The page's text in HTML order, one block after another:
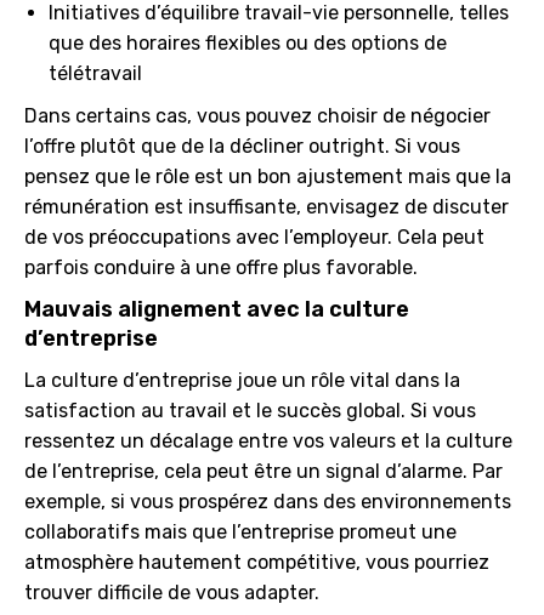
Initiatives d’équilibre travail-vie personnelle, telles
que des horaires flexibles ou des options de
télétravail
Dans certains cas, vous pouvez choisir de négocier
l’offre plutôt que de la décliner outright. Si vous
pensez que le rôle est un bon ajustement mais que la
rémunération est insuffisante, envisagez de discuter
de vos préoccupations avec l’employeur. Cela peut
parfois conduire à une offre plus favorable.
Mauvais alignement avec la culture
d’entreprise
La culture d’entreprise joue un rôle vital dans la
satisfaction au travail et le succès global. Si vous
ressentez un décalage entre vos valeurs et la culture
de l’entreprise, cela peut être un signal d’alarme. Par
exemple, si vous prospérez dans des environnements
collaboratifs mais que l’entreprise promeut une
atmosphère hautement compétitive, vous pourriez
trouver difficile de vous adapter.